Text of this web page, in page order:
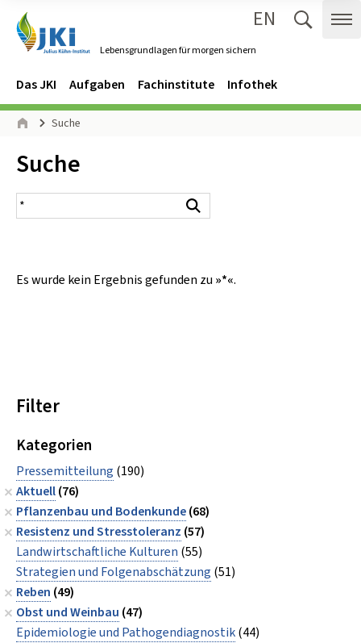
Lebensgrundlagen für morgen sichern
EN
Navigation
Hauptmenü
Das JKI Aufgaben Fachinstitute Infothek
Seitenpfad
Suche
Inhalt:
Suche
Suchergebnis
Es wurde kein Ergebnis gefunden zu »*«.
Filter
Kategorien
Pressemitteilung (190)
Aktuell(76)
Pflanzenbau und Bodenkunde(68)
Resistenz und Stresstoleranz (57)
Landwirtschaftliche Kulturen (55)
Strategien und Folgenabschätzung (51)
Reben (49)
Obst und Weinbau (47)
Epidemiologie und Pathogendiagnostik(44)